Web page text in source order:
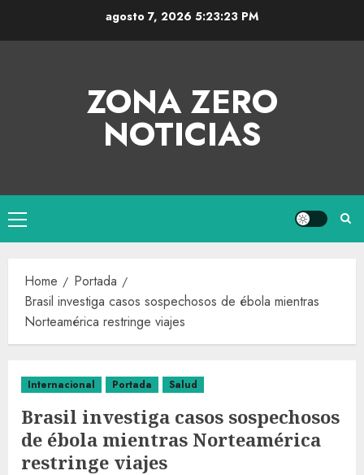
agosto 7, 2026 5:23:24 PM
ZONA ZERO
NOTICIAS
Home
Portada
Brasil investiga casos sospechosos de ébola mientras
Norteamérica restringe viajes
Internacional Portada Salud
Brasil investiga casos sospechosos
de ébola mientras Norteamérica
restringe viajes